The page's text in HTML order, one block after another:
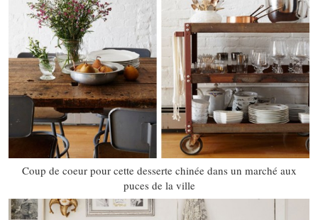
Coup de coeur pour cette desserte chinée dans un marché aux
puces de la ville